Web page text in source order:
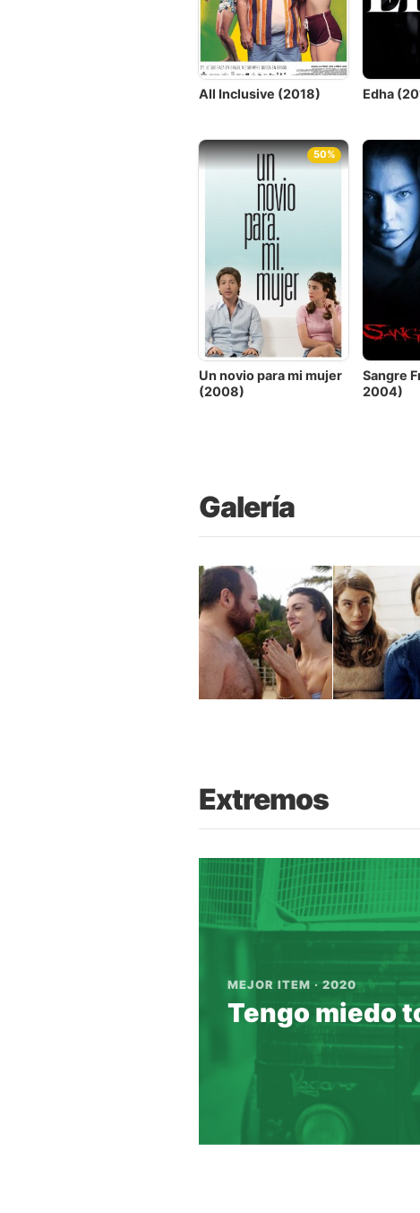
All Inclusive (2018) Edha
Un novio para mi mujer
(2008)
50%
Sangre
2004)
Galería
Extremos
MEJOR ITEM · 2020
Tengo miedo